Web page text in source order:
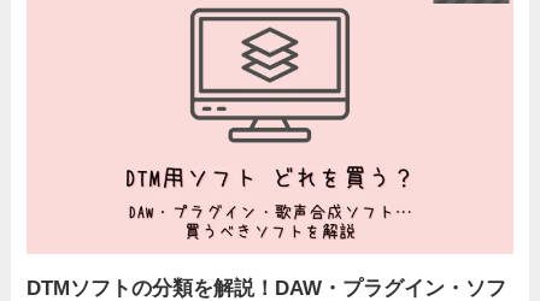
DTMソフトの分類を解説！DAW・プラグイン・ソフ